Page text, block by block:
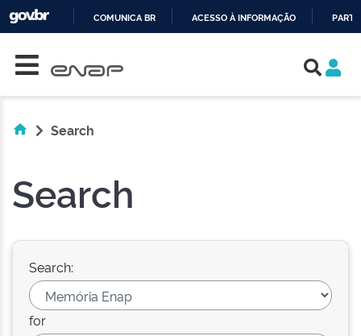
COMUNICA BR ACESSO À INFORMAÇÃO
Search
Search
Search:
for